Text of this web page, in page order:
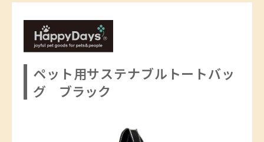
ペット用サステナブルトートバッ
グ ブラック